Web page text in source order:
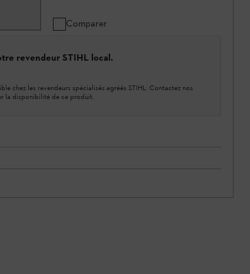
Comparer
revendeur STIHL local.
chez les revendeurs spécialisés agréés STIHL. Contactez nos
la disponibilité de ce produit.